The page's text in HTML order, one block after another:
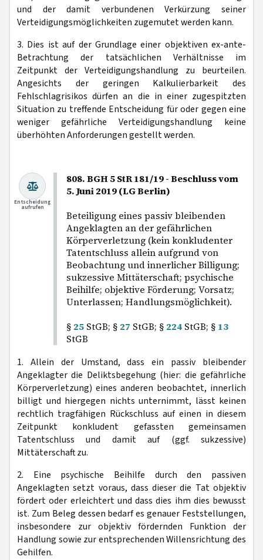
und der damit verbundenen Verkürzung seiner
Verteidigungsmöglichkeiten zugemutet werden kann.
3. Dies ist auf der Grundlage einer objektiven ex-ante-
Betrachtung der tatsächlichen Verhältnisse im
Zeitpunkt der Verteidigungshandlung zu beurteilen.
Angesichts der geringen Kalkulierbarkeit des
Fehlschlagrisikos dürfen an die in einer zugespitzten
Situation zu treffende Entscheidung für oder gegen eine
weniger gefährliche Verteidigungshandlung keine
überhöhten Anforderungen gestellt werden.
808. BGH 5 StR 181/19 - Beschluss vom
5. Juni 2019 (LG Berlin)
Beteiligung eines passiv bleibenden
Angeklagten an der gefährlichen
Körperverletzung (kein konkludenter
Tatentschluss allein aufgrund von
Beobachtung und innerlicher Billigung;
sukzessive Mittäterschaft; psychische
Beihilfe; objektive Förderung; Vorsatz;
Unterlassen; Handlungsmöglichkeit).
§ 25 StGB; § 27 StGB; § 224 StGB; § 13
StGB
Entscheidung
aufrufen
1. Allein der Umstand, dass ein passiv bleibender
Angeklagter die Deliktsbegehung (hier: die gefährliche
Körperverletzung) eines anderen beobachtet, innerlich
billigt und hiergegen nichts unternimmt, lässt keinen
rechtlich tragfähigen Rückschluss auf einen in diesem
Zeitpunkt konkludent gefassten gemeinsamen
Tatentschluss und damit auf (ggf. sukzessive)
Mittäterschaft zu.
2. Eine psychische Beihilfe durch den passiven
Angeklagten setzt voraus, dass dieser die Tat objektiv
fördert oder erleichtert und dass dies ihm dies bewusst
ist. Zum Beleg dessen bedarf es genauer Feststellungen,
insbesondere zur objektiv fördernden Funktion der
Handlung sowie zur entsprechenden Willensrichtung des
Gehilfen.